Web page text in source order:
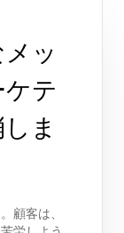
ッ
テ
ま
顧客は、